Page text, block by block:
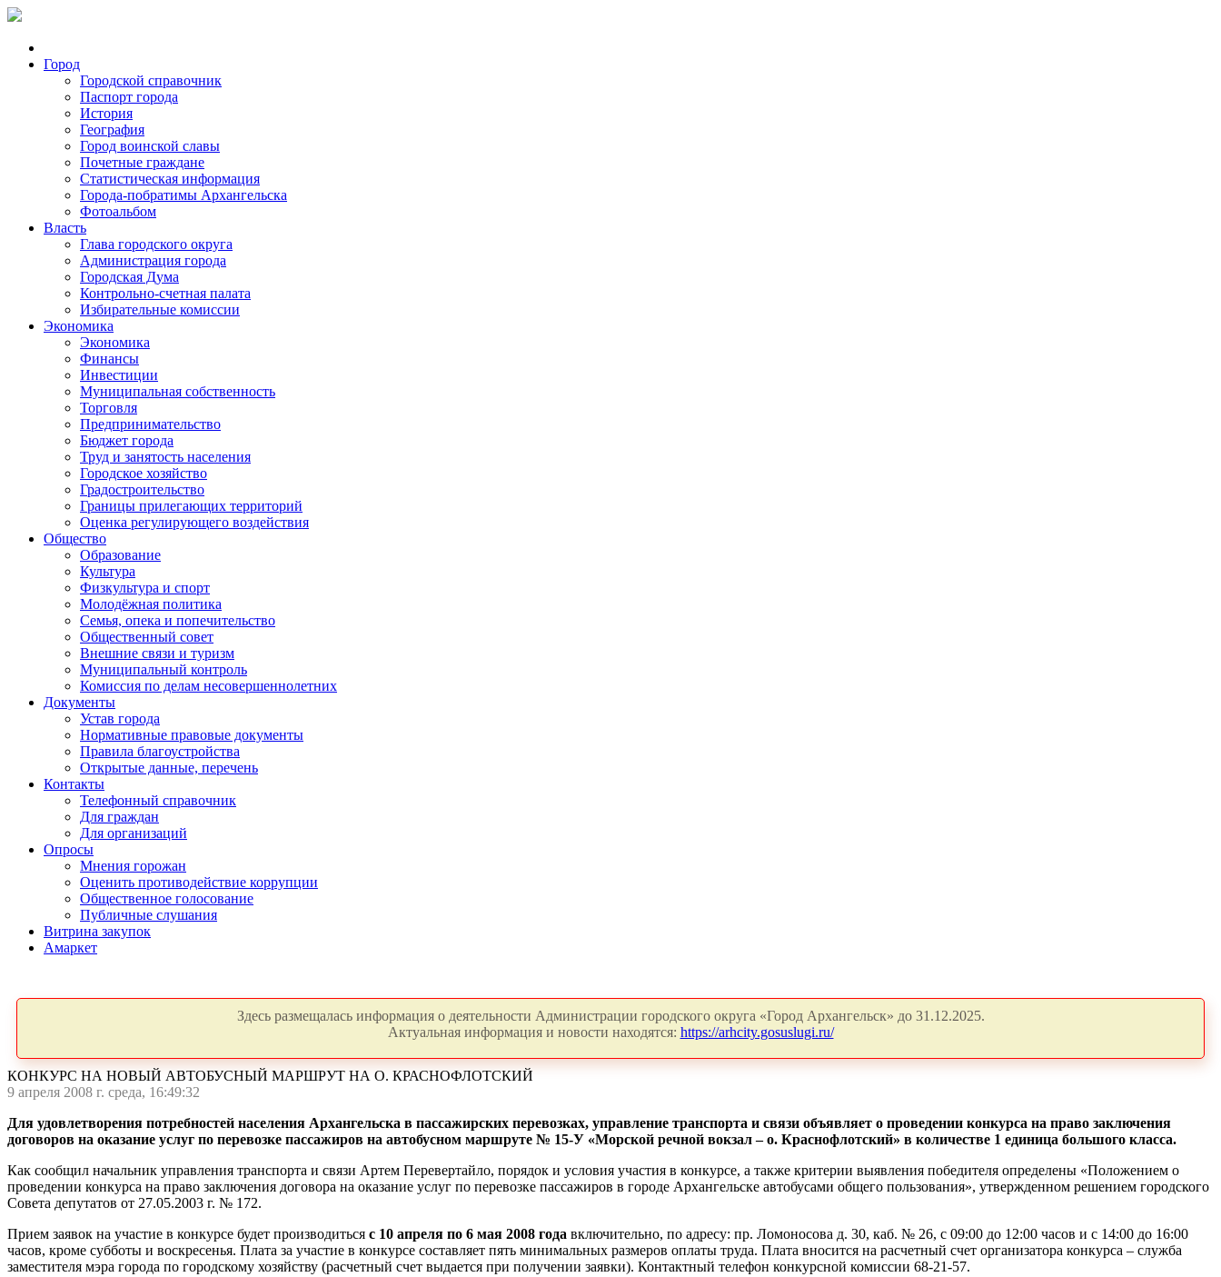
Город
Городской справочник
Паспорт города
История
География
Город воинской славы
Почетные граждане
Статистическая информация
Города-побратимы Архангельска
Фотоальбом
Власть
Глава городского округа
Администрация города
Городская Дума
Контрольно-счетная палата
Избирательные комиссии
Экономика
Экономика
Финансы
Инвестиции
Муниципальная собственность
Торговля
Предпринимательство
Бюджет города
Труд и занятость населения
Городское хозяйство
Градостроительство
Границы прилегающих территорий
Оценка регулирующего воздействия
Общество
Образование
Культура
Физкультура и спорт
Молодёжная политика
Семья, опека и попечительство
Общественный совет
Внешние связи и туризм
Муниципальный контроль
Комиссия по делам несовершеннолетних
Документы
Устав города
Нормативные правовые документы
Правила благоустройства
Открытые данные, перечень
Контакты
Телефонный справочник
Для граждан
Для организаций
Опросы
Мнения горожан
Оценить противодействие коррупции
Общественное голосование
Публичные слушания
Витрина закупок
Амаркет
Здесь размещалась информация о деятельности Администрации городского округа «Город Архангельск» до 31.12.2025.
Актуальная информация и новости находятся: https://arhcity.gosuslugi.ru/
КОНКУРС НА НОВЫЙ АВТОБУСНЫЙ МАРШРУТ НА О. КРАСНОФЛОТСКИЙ
9 апреля 2008 г. среда, 16:49:32
Для удовлетворения потребностей населения Архангельска в пассажирских перевозках, управление транспорта и связи объявляет о проведении конкурса на право заключения
договоров на оказание услуг по перевозке пассажиров на автобусном маршруте № 15-У «Морской речной вокзал – о. Краснофлотский» в количестве 1 единица большого класса.
Как сообщил начальник управления транспорта и связи Артем Перевертайло, порядок и условия участия в конкурсе, а также критерии выявления победителя определены «Положением о
проведении конкурса на право заключения договора на оказание услуг по перевозке пассажиров в городе Архангельске автобусами общего пользования», утвержденном решением городского
Совета депутатов от 27.05.2003 г. № 172.
Прием заявок на участие в конкурсе будет производиться с 10 апреля по 6 мая 2008 года включительно, по адресу: пр. Ломоносова д. 30, каб. № 26, с 09:00 до 12:00 часов и с 14:00 до 16:00
часов, кроме субботы и воскресенья. Плата за участие в конкурсе составляет пять минимальных размеров оплаты труда. Плата вносится на расчетный счет организатора конкурса – служба
заместителя мэра города по городскому хозяйству (расчетный счет выдается при получении заявки). Контактный телефон конкурсной комиссии 68-21-57.